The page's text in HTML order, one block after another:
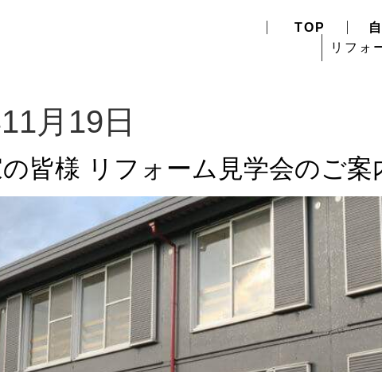
TOP
リフォ
月19日
皆様 リフォーム見学会のご